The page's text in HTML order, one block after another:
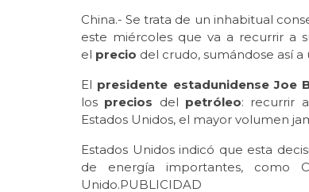
China.- Se trata de un inhabitual
este miércoles que va a recurrir a
el precio del crudo, sumándose así a
El presidente estadunidense Joe
los precios del petróleo: recurrir
Estados Unidos, el mayor volumen
Estados Unidos indicó que esta
de energía importantes, como
Unido.PUBLICIDAD